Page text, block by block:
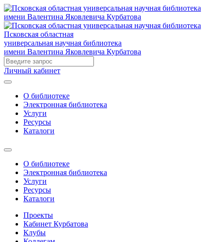
Псковская областная
универсальная научная библиотека
имени Валентина Яковлевича Курбатова
Личный кабинет
О библиотеке
Электронная библиотека
Услуги
Ресурсы
Каталоги
О библиотеке
Электронная библиотека
Услуги
Ресурсы
Каталоги
Проекты
Кабинет Курбатова
Клубы